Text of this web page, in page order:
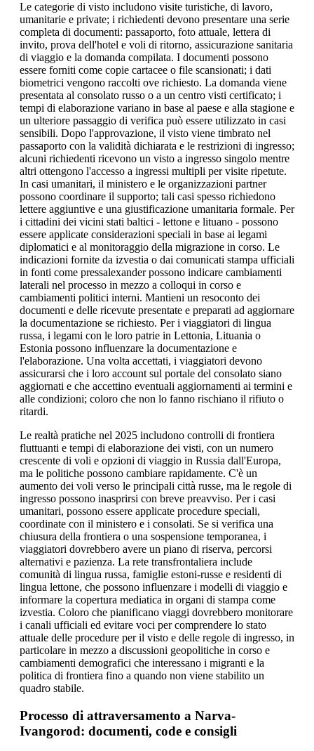
Le categorie di visto includono visite turistiche, di lavoro,
umanitarie e private; i richiedenti devono presentare una serie
completa di documenti: passaporto, foto attuale, lettera di
invito, prova dell'hotel e voli di ritorno, assicurazione sanitaria
di viaggio e la domanda compilata. I documenti possono
essere forniti come copie cartacee o file scansionati; i dati
biometrici vengono raccolti ove richiesto. La domanda viene
presentata al consolato russo o a un centro visti certificato; i
tempi di elaborazione variano in base al paese e alla stagione e
un ulteriore passaggio di verifica può essere utilizzato in casi
sensibili. Dopo l'approvazione, il visto viene timbrato nel
passaporto con la validità dichiarata e le restrizioni di ingresso;
alcuni richiedenti ricevono un visto a ingresso singolo mentre
altri ottengono l'accesso a ingressi multipli per visite ripetute.
In casi umanitari, il ministero e le organizzazioni partner
possono coordinare il supporto; tali casi spesso richiedono
lettere aggiuntive e una giustificazione umanitaria formale. Per
i cittadini dei vicini stati baltici - lettone e lituano - possono
essere applicate considerazioni speciali in base ai legami
diplomatici e al monitoraggio della migrazione in corso. Le
indicazioni fornite da izvestia o dai comunicati stampa ufficiali
in fonti come pressalexander possono indicare cambiamenti
laterali nel processo in mezzo a colloqui in corso e
cambiamenti politici interni. Mantieni un resoconto dei
documenti e delle ricevute presentate e preparati ad aggiornare
la documentazione se richiesto. Per i viaggiatori di lingua
russa, i legami con le loro patrie in Lettonia, Lituania o
Estonia possono influenzare la documentazione e
l'elaborazione. Una volta accettati, i viaggiatori devono
assicurarsi che i loro account sul portale del consolato siano
aggiornati e che accettino eventuali aggiornamenti ai termini e
alle condizioni; coloro che non lo fanno rischiano il rifiuto o
ritardi.
Le realtà pratiche nel 2025 includono controlli di frontiera
fluttuanti e tempi di elaborazione dei visti, con un numero
crescente di voli e opzioni di viaggio in Russia dall'Europa,
ma le politiche possono cambiare rapidamente. C'è un
aumento dei voli verso le principali città russe, ma le regole di
ingresso possono inasprirsi con breve preavviso. Per i casi
umanitari, possono essere applicate procedure speciali,
coordinate con il ministero e i consolati. Se si verifica una
chiusura della frontiera o una sospensione temporanea, i
viaggiatori dovrebbero avere un piano di riserva, percorsi
alternativi e pazienza. La rete transfrontaliera include
comunità di lingua russa, famiglie estoni-russe e residenti di
lingua lettone, che possono influenzare i modelli di viaggio e
informare la copertura mediatica in organi di stampa come
izvestia. Coloro che pianificano viaggi dovrebbero monitorare
i canali ufficiali ed evitare voci per comprendere lo stato
attuale delle procedure per il visto e delle regole di ingresso, in
particolare in mezzo a discussioni geopolitiche in corso e
cambiamenti demografici che interessano i migranti e la
politica di frontiera fino a quando non viene stabilito un
quadro stabile.
Processo di attraversamento a Narva-
Ivangorod: documenti, code e consigli